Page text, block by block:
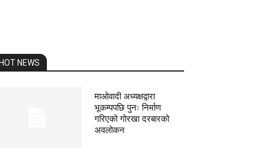
HOT NEWS
माओवादी अध्यक्षद्वारा
भूकम्पपछि पुनः निर्माण
गरिएको गोरखा दरबारको
अवलोकन